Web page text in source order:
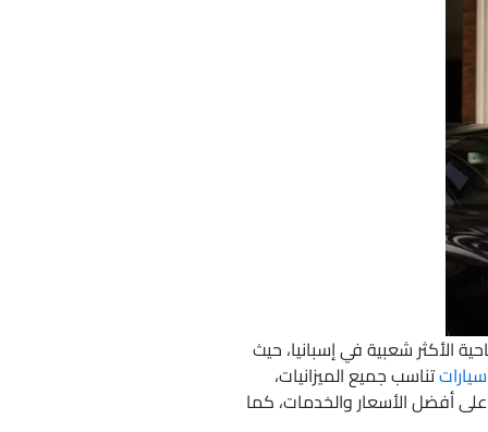
الأكثر شعبية في إسبانيا، حيث
تناسب جميع الميزانيات،
أفضل الأسعار والخدمات، كما